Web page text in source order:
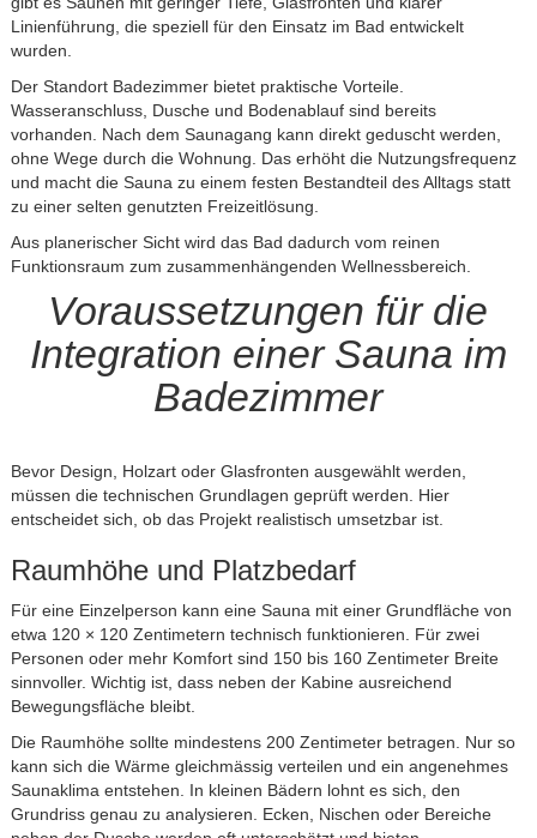
Linienführung, die speziell für den Einsatz im Bad entwickelt
wurden.
Der Standort Badezimmer bietet praktische Vorteile.
Wasseranschluss, Dusche und Bodenablauf sind bereits
vorhanden. Nach dem Saunagang kann direkt geduscht werden,
ohne Wege durch die Wohnung. Das erhöht die Nutzungsfrequenz
und macht die Sauna zu einem festen Bestandteil des Alltags statt
zu einer selten genutzten Freizeitlösung.
Aus planerischer Sicht wird das Bad dadurch vom reinen
Funktionsraum zum zusammenhängenden Wellnessbereich.
Voraussetzungen für die
Integration einer Sauna im
Badezimmer
Bevor Design, Holzart oder Glasfronten ausgewählt werden,
müssen die technischen Grundlagen geprüft werden. Hier
entscheidet sich, ob das Projekt realistisch umsetzbar ist.
Raumhöhe und Platzbedarf
Für eine Einzelperson kann eine Sauna mit einer Grundfläche von
etwa 120 × 120 Zentimetern technisch funktionieren. Für zwei
Personen oder mehr Komfort sind 150 bis 160 Zentimeter Breite
sinnvoller. Wichtig ist, dass neben der Kabine ausreichend
Bewegungsfläche bleibt.
Die Raumhöhe sollte mindestens 200 Zentimeter betragen. Nur so
kann sich die Wärme gleichmässig verteilen und ein angenehmes
Saunaklima entstehen. In kleinen Bädern lohnt es sich, den
Grundriss genau zu analysieren. Ecken, Nischen oder Bereiche